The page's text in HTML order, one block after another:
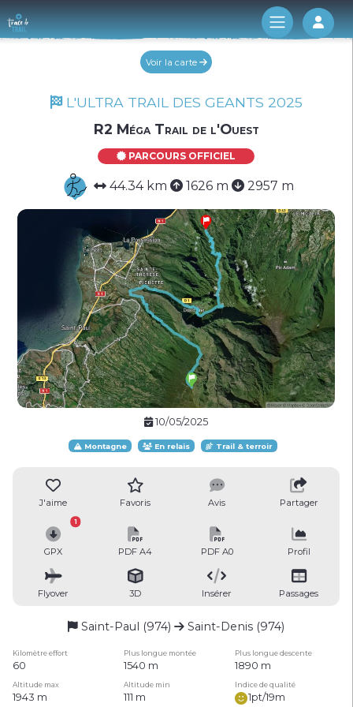
Log
Voir la carte
L'ULTRA TRAIL DES GEANTS 2025
R2 Méga Trail de l'Ouest
PARCOURS OFFICIEL
44.34 km 1626 m 2957 m
10/05/2025
Montagne En relais Trail & terroir
J'aime Favoris Avis Partager
GPX
1
PDF A4 PDF A0 Profil
Flyover 3D Insérer Passages
Saint-Paul (974) Saint-Denis (974)
Kilomètre effort Plus longue montée Plus longue descente
60 1540 m 1890 m
Altitude max Altitude min Indice de qualité
1943 m 111 m 1pt/19m